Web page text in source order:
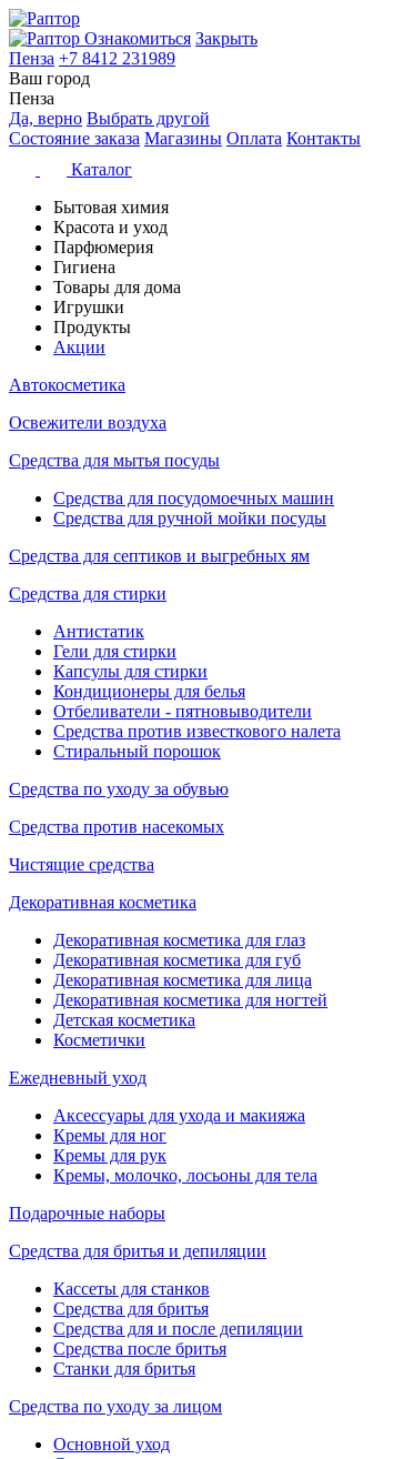
Ознакомиться Закрыть
Пенза +7 8412 231989
Ваш город
Пенза
Да, верно Выбрать другой
Состояние заказа Магазины Оплата Контакты
Каталог
Бытовая химия
Красота и уход
Парфюмерия
Гигиена
Товары для дома
Игрушки
Продукты
Акции
Автокосметика
Освежители воздуха
Средства для мытья посуды
Средства для посудомоечных машин
Средства для ручной мойки посуды
Средства для септиков и выгребных ям
Средства для стирки
Антистатик
Гели для стирки
Капсулы для стирки
Кондиционеры для белья
Отбеливатели - пятновыводители
Средства против известкового налета
Стиральный порошок
Средства по уходу за обувью
Средства против насекомых
Чистящие средства
Декоративная косметика
Декоративная косметика для глаз
Декоративная косметика для губ
Декоративная косметика для лица
Декоративная косметика для ногтей
Детская косметика
Косметички
Ежедневный уход
Аксессуары для ухода и макияжа
Кремы для ног
Кремы для рук
Кремы, молочко, лосьоны для тела
Подарочные наборы
Средства для бритья и депиляции
Кассеты для станков
Средства для бритья
Средства для и после депиляции
Средства после бритья
Станки для бритья
Средства по уходу за лицом
Основной уход